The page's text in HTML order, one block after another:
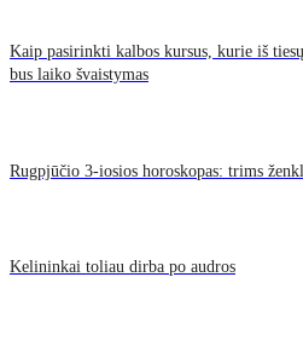
Kaip pasirinkti kalbos kursus, kurie iš
bus laiko švaistymas
Rugpjūčio 3-iosios horoskopas: trims
Kelininkai toliau dirba po audros